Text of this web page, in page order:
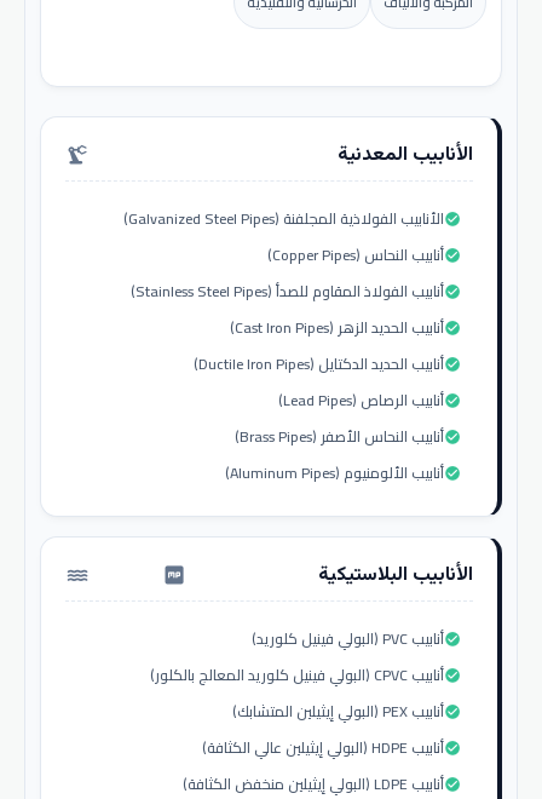
الأنابيب المعدنية precision_manufacturing
الأنابيب الفولاذية المجلفنة (Galvanized Steel Pipes)check_circle
أنابيب النحاس (Copper Pipes)check_circle
أنابيب الفولاذ المقاوم للصدأ (Stainless Steel Pipes)check_circle
أنابيب الحديد الزهر (Cast Iron Pipes)check_circle
أنابيب الحديد الدكتايل (Ductile Iron Pipes)check_circle
أنابيب الرصاص (Lead Pipes)check_circle
أنابيب النحاس الأصفر (Brass Pipes)check_circle
أنابيب الألومنيوم (Aluminum Pipes)check_circle
الأنابيب البلاستيكية water_pump
أنابيب PVC (البولي فينيل كلوريد)check_circle
أنابيب CPVC (البولي فينيل كلوريد المعالج بالكلور)check_circle
أنابيب PEX (البولي إيثيلين المتشابك)check_circle
أنابيب HDPE (البولي إيثيلين عالي الكثافة)check_circle
أنابيب LDPE (البولي إيثيلين منخفض الكثافة)check_circle